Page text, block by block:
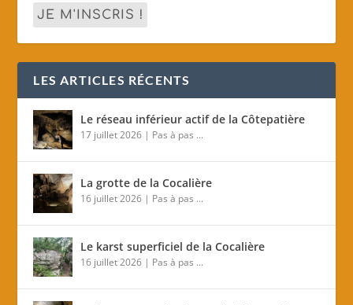
LES ARTICLES RÉCENTS
Le réseau inférieur actif de la Côtepatière
17 juillet 2026 | Pas à pas ...
La grotte de la Cocalière
16 juillet 2026 | Pas à pas ...
Le karst superficiel de la Cocalière
16 juillet 2026 | Pas à pas ...